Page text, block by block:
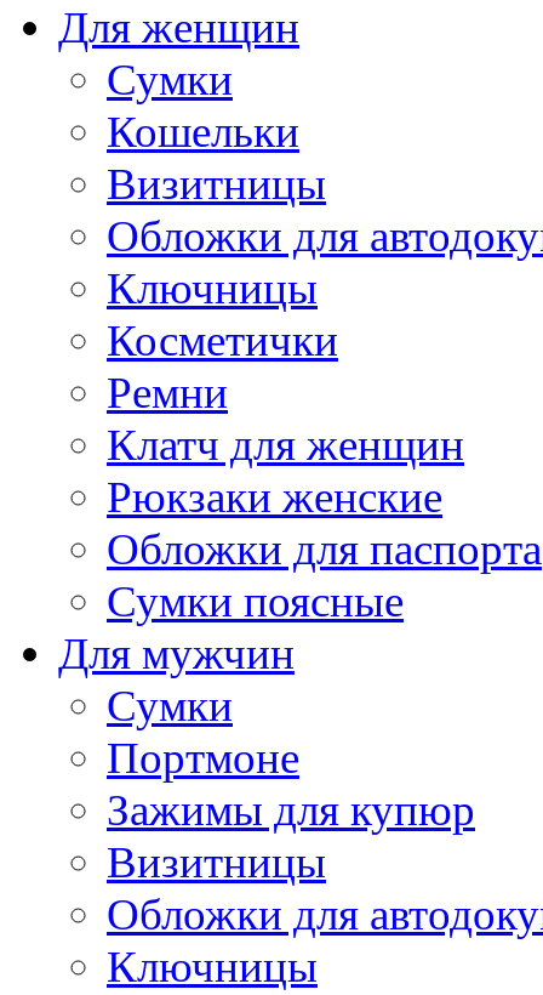
Для женщин
Сумки
Кошельки
Визитницы
Обложки для
Ключницы
Косметички
Ремни
Клатч для женщин
Рюкзаки женские
Обложки для паспорта
Сумки поясные
Для мужчин
Сумки
Портмоне
Зажимы для купюр
Визитницы
Обложки для
Ключницы